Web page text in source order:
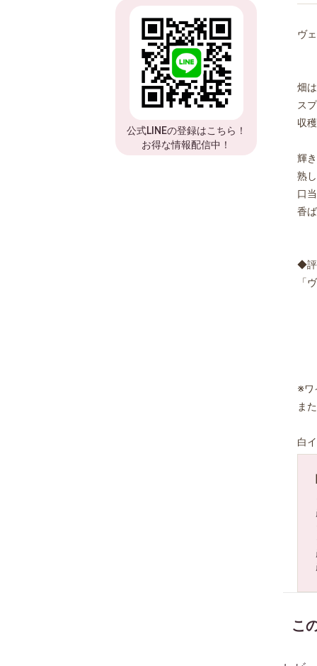
公式LINEの登録はこちら！
お得な情報配信中！
ヴ
畑
ス
収
輝
熟
口
香
◆評
「
※ワ
ま
白
こ